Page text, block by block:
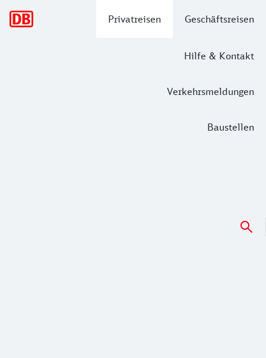
Privatreisen Geschäftsreisen
Hilfe & Kontakt
Verkehrsmeldungen
Baustellen